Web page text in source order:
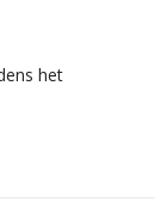
het